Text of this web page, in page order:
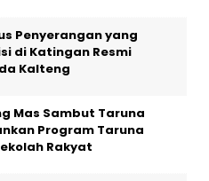
Penyerangan yang
di Katingan Resmi
Kalteng
Mas Sambut Taruna
Program Taruna
Rakyat